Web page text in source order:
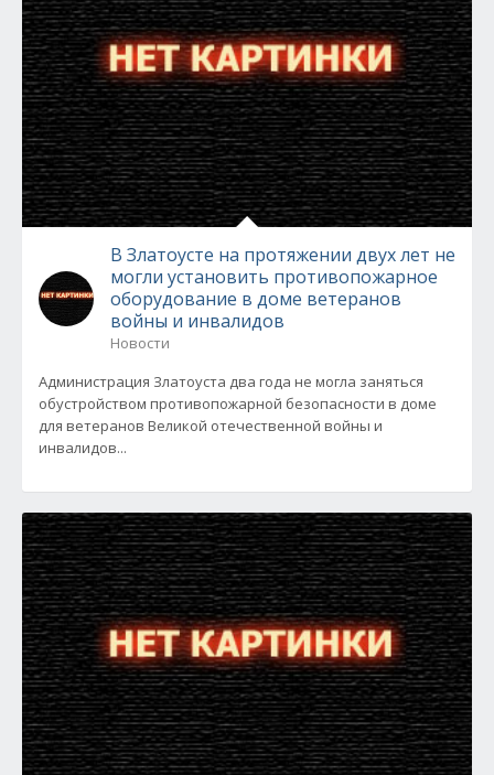
В Златоусте на протяжении двух лет не
могли установить противопожарное
оборудование в доме ветеранов
войны и инвалидов
Новости
Администрация Златоуста два года не могла заняться
обустройством противопожарной безопасности в доме
для ветеранов Великой отечественной войны и
инвалидов...